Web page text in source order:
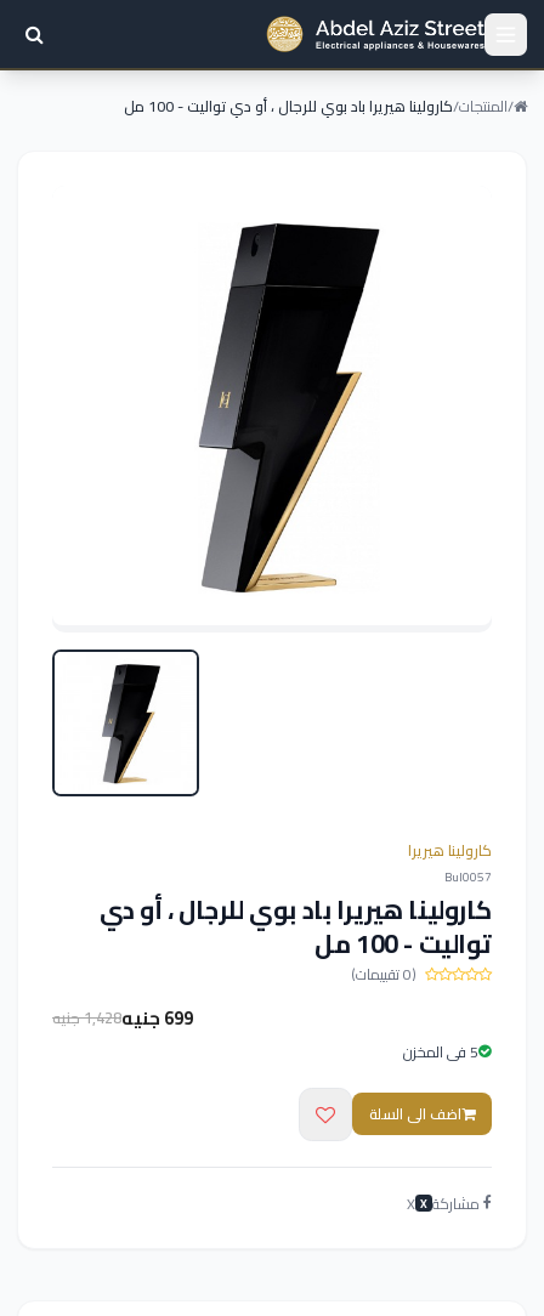
/المنتجات/كارولينا هيريرا باد بوي للرجال ، أو دي تواليت - 100 مل
كارولينا هيريرا
Bul0057
كارولينا هيريرا باد بوي للرجال ، أو دي
تواليت - 100 مل
(0 تقييمات)
699 جنيه
1,428 جنيه
5 فى المخزن
اضف الى السلة
مشاركة X
X